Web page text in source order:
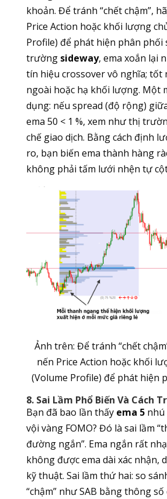
khoản. Để tránh “chết chậm”,
Price Action hoặc khối lượng
Profile) để phát hiện phân phối
trường sideway, ema xoắn lại
tín hiệu crossover vô nghĩa; tốt
ngoài hoặc hạ khối lượng. Một
dụng: nếu spread (độ rộng)
ema 50 < 1 %, xem như thị
chế giao dịch. Bằng cách định
ro, bạn biến ema thành hàng
không phải tấm lưới nhện tự
Ảnh trên: Để tránh “chết
nến Price Action hoặc khối
(Volume Profile) để phát hiện
8. Sai Lầm Phổ Biến Và Cách
Bạn đã bao lần thấy ema 5nhú
vội vàng FOMO? Đó là sai lầm
đường ngắn”. Ema ngắn rất
không được ema dài xác nhận,
kỹ thuật. Sai lầm thứ hai: so
“chậm” như SAB bằng thông